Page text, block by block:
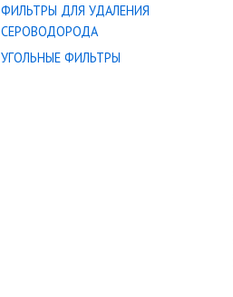
ФИЛЬТРЫ ДЛЯ УДАЛЕНИЯ
СЕРОВОДОРОДА
УГОЛЬНЫЕ ФИЛЬТРЫ